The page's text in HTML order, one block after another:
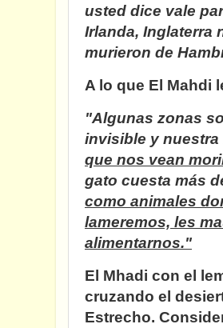
usted dice vale
Irlanda, Inglaterra
murieron de
A lo que El Mahdi
"Algunas zonas
invisible y nuestra
que nos vean
gato cuesta más
como animales
lameremos, les
alimentarnos."
El Mhadi con el
cruzando el
Estrecho.